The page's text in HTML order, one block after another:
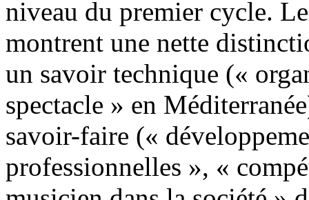
niveau du premier cycle.
montrent une nette
un savoir technique («
spectacle » en
savoir-faire («
professionnelles », «